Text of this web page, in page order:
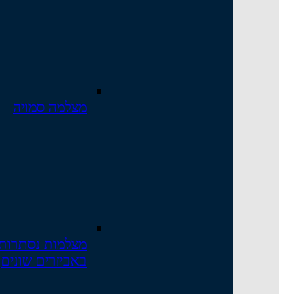
מצלמה סמויה
באביזרים שונים